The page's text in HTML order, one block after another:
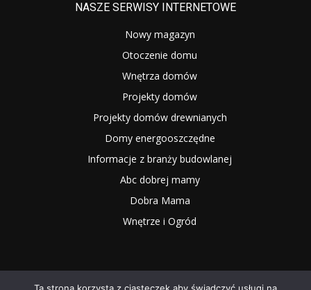
NASZE SERWISY INTERNETOWE
Nowy magazyn
Otoczenie domu
Wnętrza domów
Projekty domów
Projekty domów drewnianych
Domy energooszczędne
Informacje z branży budowlanej
Abc dobrej mamy
Dobra Mama
Wnętrze i Ogród